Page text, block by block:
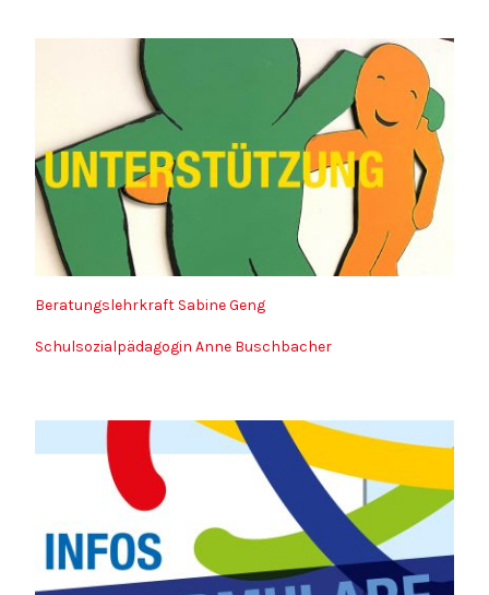
Beratungslehrkraft Sabine Geng
Schulsozialpädagogin Anne Buschbacher